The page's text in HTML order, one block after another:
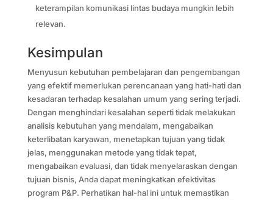
keterampilan komunikasi lintas budaya mungkin lebih
relevan.
Kesimpulan
Menyusun kebutuhan pembelajaran dan pengembangan
yang efektif memerlukan perencanaan yang hati-hati dan
kesadaran terhadap kesalahan umum yang sering terjadi.
Dengan menghindari kesalahan seperti tidak melakukan
analisis kebutuhan yang mendalam, mengabaikan
keterlibatan karyawan, menetapkan tujuan yang tidak
jelas, menggunakan metode yang tidak tepat,
mengabaikan evaluasi, dan tidak menyelaraskan dengan
tujuan bisnis, Anda dapat meningkatkan efektivitas
program P&P. Perhatikan hal-hal ini untuk memastikan